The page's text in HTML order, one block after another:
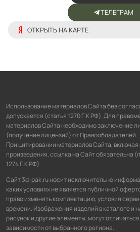
ОТКРЫТЬ НА КАРТЕ
ТЕЛЕГРАМ
Использование материалов Сайта без
допускается (статья 1270 Г.К РФ). Для
материалов Сайта необходимо заключение
(получение лицензий) от Правообладателей.
При цитировании материалов Сайта,
произведения, ссылка на Сайт обязательна
1274 Г.К РФ).
Сайт 3d-pak.ru носит исключительно
каких условиях не является публичной
право изменять комплектацию, условия
времени. Изображения изделий в каталоге и
рисунок и другие элементы, могут
зависимости от выбранного региона.